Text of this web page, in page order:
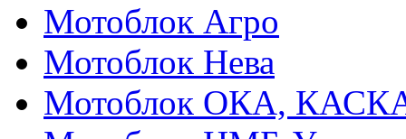
Мотоблок Агро
Мотоблок Нева
Мотоблок ОКА,